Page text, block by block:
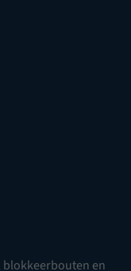
blokkeerbouten en